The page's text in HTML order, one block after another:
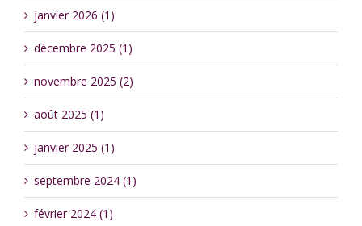
janvier 2026 (1)
décembre 2025 (1)
novembre 2025 (2)
août 2025 (1)
janvier 2025 (1)
septembre 2024 (1)
février 2024 (1)